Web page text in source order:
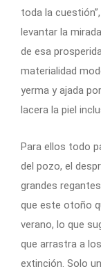
toda la
levantar la
de esa
materialidad
yerma y ajada
lacera la piel
Para ellos todo
del pozo, el
grandes
que este otoño
verano, lo que
que arrastra a
extinción. Solo